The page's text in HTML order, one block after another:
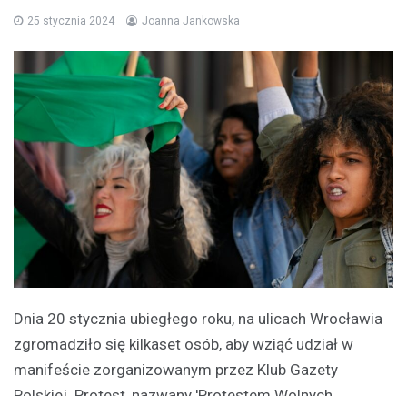
25 stycznia 2024 Joanna Jankowska
Dnia 20 stycznia ubiegłego roku, na ulicach Wrocławia
zgromadziło się kilkaset osób, aby wziąć udział w
manifeście zorganizowanym przez Klub Gazety